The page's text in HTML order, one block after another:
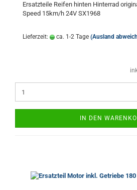
Ersatzteile Reifen hinten Hinterrad
Speed 15km/h 24V SX1968
Lieferzeit: ca. 1-2 Tage (Ausland
IN DEN